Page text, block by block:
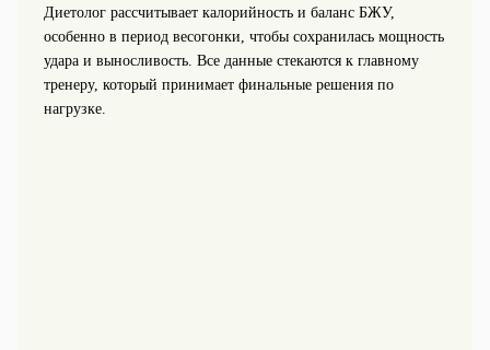
Диетолог рассчитывает калорийность и баланс БЖУ,
особенно в период весогонки, чтобы сохранилась мощность
удара и выносливость. Все данные стекаются к главному
тренеру, который принимает финальные решения по
нагрузке.